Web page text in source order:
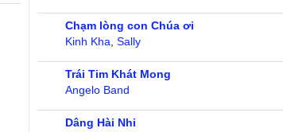
Chạm lòng con Chúa ơi
Kinh Kha ,Sally
Trái Tim Khát Mong
Angelo Band
Dâng Hài Nhi